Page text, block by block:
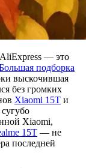
— это
подборка
выскочившая
без громких
Xiaomi 15T и
Xiaomi,
15T — не
последней